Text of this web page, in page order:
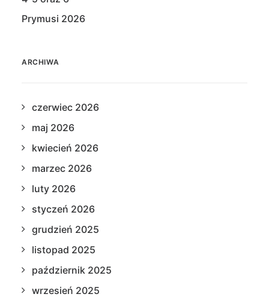
Prymusi 2026
ARCHIWA
czerwiec 2026
maj 2026
kwiecień 2026
marzec 2026
luty 2026
styczeń 2026
grudzień 2025
listopad 2025
październik 2025
wrzesień 2025